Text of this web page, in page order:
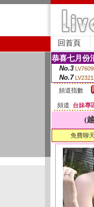
回首頁
恭喜七月份
No.3
No.7
頻道指數
頻道 台妹專
(
免費聊天